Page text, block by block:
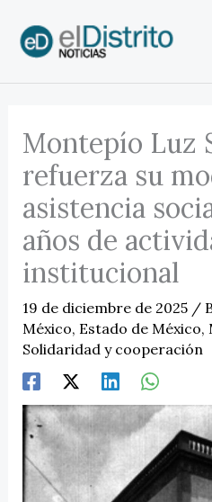
contenido
Montepío Luz
refuerza su
asistencia
años de
institucional
19 de diciembre de 2025 /
México, Estado de México,
Solidaridad y cooperación